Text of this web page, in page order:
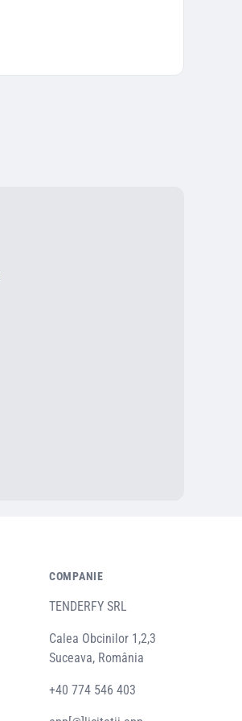
COMPANIE
TENDERFY SRL
Calea Obcinilor 1,2,3
Suceava, România
+40 774 546 403